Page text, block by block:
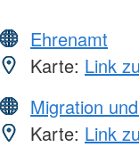
Ehrenamt
Karte: Link
Migration
Karte: Link